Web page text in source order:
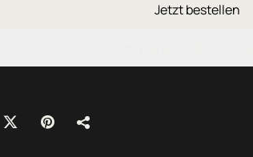
Jetzt bestellen